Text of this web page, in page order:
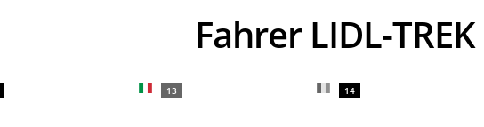
Fahrer LIDL-TREK
13 14